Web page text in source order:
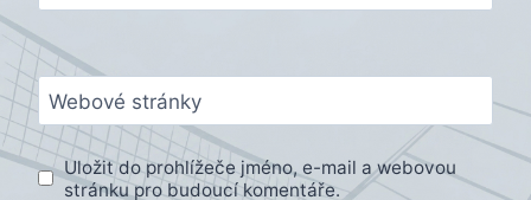
Webové stránky
Uložit do prohlížeče jméno, e-mail a webovou
stránku pro budoucí komentáře.